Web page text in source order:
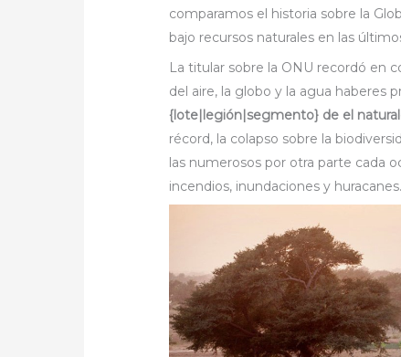
comparamos el historia sobre la
bajo recursos naturales en las
La titular sobre la ONU recordó en
del aire, la globo y la agua haberes
{lote|legión|segmento} de el
récord, la colapso sobre la
las numerosos por otra parte cada
incendios, inundaciones y huracanes.